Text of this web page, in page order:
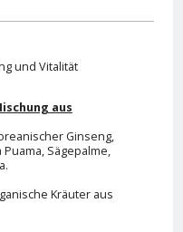
und Vitalität
aus
Ginseng,
Sägepalme,
Kräuter aus